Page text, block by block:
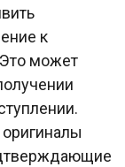
к
может